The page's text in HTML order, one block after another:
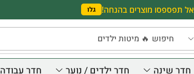
אל תפספסו מוצרים בהנחה! גלו
חיפוש 🔥 מיטות ילדים
חדר שינה חדר ילדים / נוער חדר עבודה